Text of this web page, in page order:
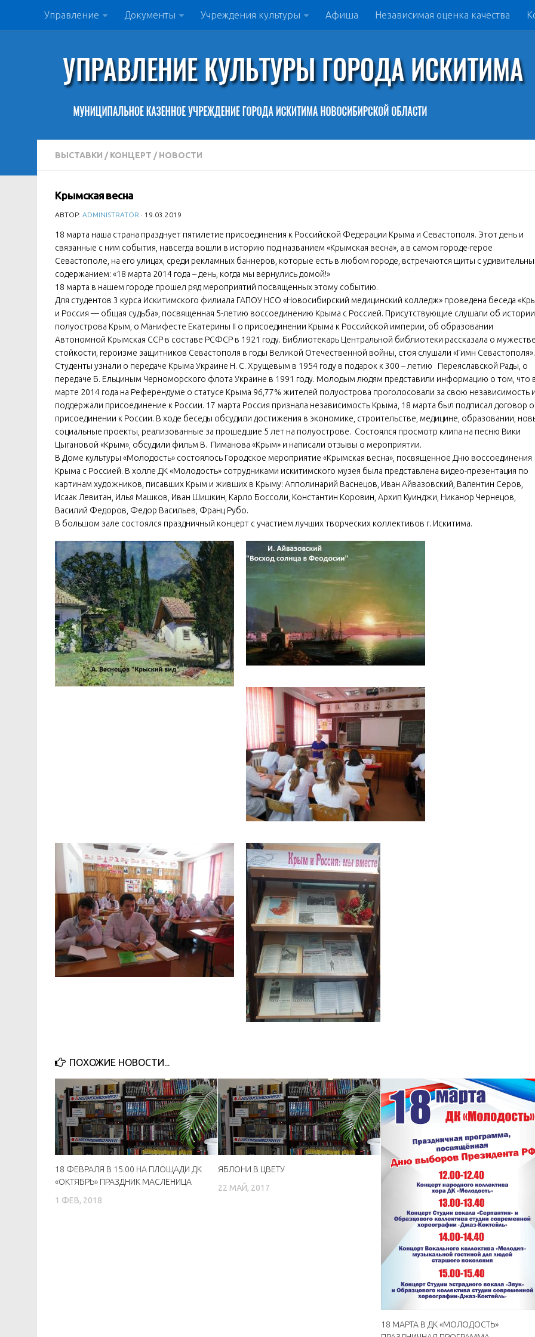
Управление Документы Учреждения культуры Афиша Независимая оценка качества
ВЫСТАВКИ / КОНЦЕРТ / НОВОСТИ
Крымская весна
АВТОР: ADMINISTRATOR · 19.03.2019
18 марта наша страна празднует пятилетие присоединения к Российской Федерации Крыма и Севастополя. Этот день и
связанные с ним события, навсегда вошли в историю под названием «Крымская весна», а в самом городе-герое
Севастополе, на его улицах, среди рекламных баннеров, которые есть в любом городе, встречаются щиты с
содержанием: «18 марта 2014 года – день, когда мы вернулись домой!»
18 марта в нашем городе прошел ряд мероприятий посвященных этому событию.
Для студентов 3 курса Искитимского филиала ГАПОУ НСО «Новосибирский медицинский колледж» проведена беседа
и Россия — общая судьба», посвященная 5-летию воссоединению Крыма с Россией. Присутствующие слушали об истории
полуострова Крым, о Манифесте Екатерины II о присоединении Крыма к Российской империи, об образовании
Автономной Крымская ССР в составе РСФСР в 1921 году. Библиотекарь Центральной библиотеки рассказала о мужестве,
стойкости, героизме защитников Севастополя в годы Великой Отечественной войны, стоя слушали «Гимн Севастополя».
Студенты узнали о передаче Крыма Украине Н. С. Хрущевым в 1954 году в подарок к 300 – летию Переяславской Рады, о
передаче Б. Ельциным Черноморского флота Украине в 1991 году. Молодым людям представили информацию о том, что
марте 2014 года на Референдуме о статусе Крыма 96,77% жителей полуострова проголосовали за свою независимость и
поддержали присоединение к России. 17 марта Россия признала независимость Крыма, 18 марта был подписал договор о
присоединении к России. В ходе беседы обсудили достижения в экономике, строительстве, медицине, образовании,
социальные проекты, реализованные за прошедшие 5 лет на полуострове. Состоялся просмотр клипа на песню Вики
Цыгановой «Крым», обсудили фильм В. Пиманова «Крым» и написали отзывы о мероприятии.
В Доме культуры «Молодость» состоялось Городское мероприятие «Крымская весна», посвященное Дню воссоединения
Крыма с Россией. В холле ДК «Молодость» сотрудниками искитимского музея была представлена видео-презентация по
картинам художников, писавших Крым и живших в Крыму: Апполинарий Васнецов, Иван Айвазовский, Валентин Серов,
Исаак Левитан, Илья Машков, Иван Шишкин, Карло Боссоли, Константин Коровин, Архип Куинджи, Никанор Чернецов,
Василий Федоров, Федор Васильев, Франц Рубо.
В большом зале состоялся праздничный концерт с участием лучших творческих коллективов г. Искитима.
ПОХОЖИЕ НОВОСТИ...
18 ФЕВРАЛЯ В 15.00 НА ПЛОЩАДИ ДК
«ОКТЯБРЬ» ПРАЗДНИК МАСЛЕНИЦА
1 ФЕВ, 2018
ЯБЛОНИ В ЦВЕТУ
22 МАЙ, 2017
18 МАРТА В ДК «МОЛОДОСТЬ»